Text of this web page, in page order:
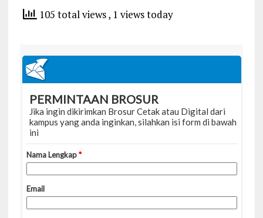
105 total views, 1 views today